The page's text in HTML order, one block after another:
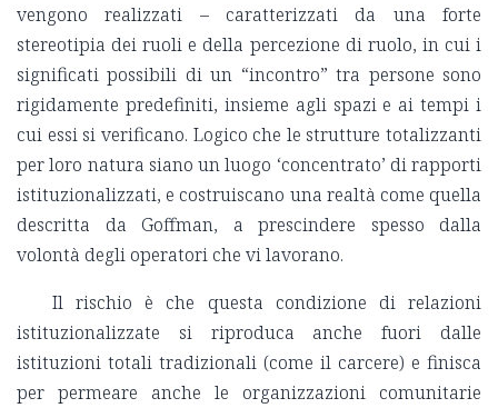
vengono realizzati – caratterizzati da una forte
stereotipia dei ruoli e della percezione di ruolo, in cui i
significati possibili di un “incontro” tra persone sono
rigidamente predefiniti, insieme agli spazi e ai tempi i
cui essi si verificano. Logico che le strutture totalizzanti
per loro natura siano un luogo ‘concentrato’ di rapporti
istituzionalizzati, e costruiscano una realtà come quella
descritta da Goffman, a prescindere spesso dalla
volontà degli operatori che vi lavorano.
Il rischio è che questa condizione di relazioni
istituzionalizzate si riproduca anche fuori dalle
istituzioni totali tradizionali (come il carcere) e finisca
per permeare anche le organizzazioni comunitarie